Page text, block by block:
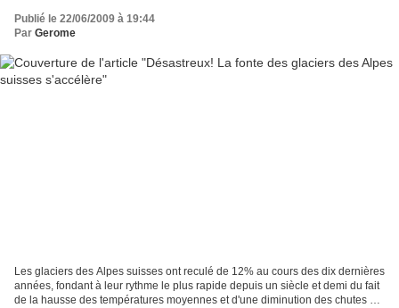
Publié le 22/06/2009 à 19:44
Par Gerome
Les glaciers des Alpes suisses ont reculé de 12% au cours des dix dernières
années, fondant à leur rythme le plus rapide depuis un siècle et demi du fait
de la hausse des températures moyennes et d'une diminution des chutes de